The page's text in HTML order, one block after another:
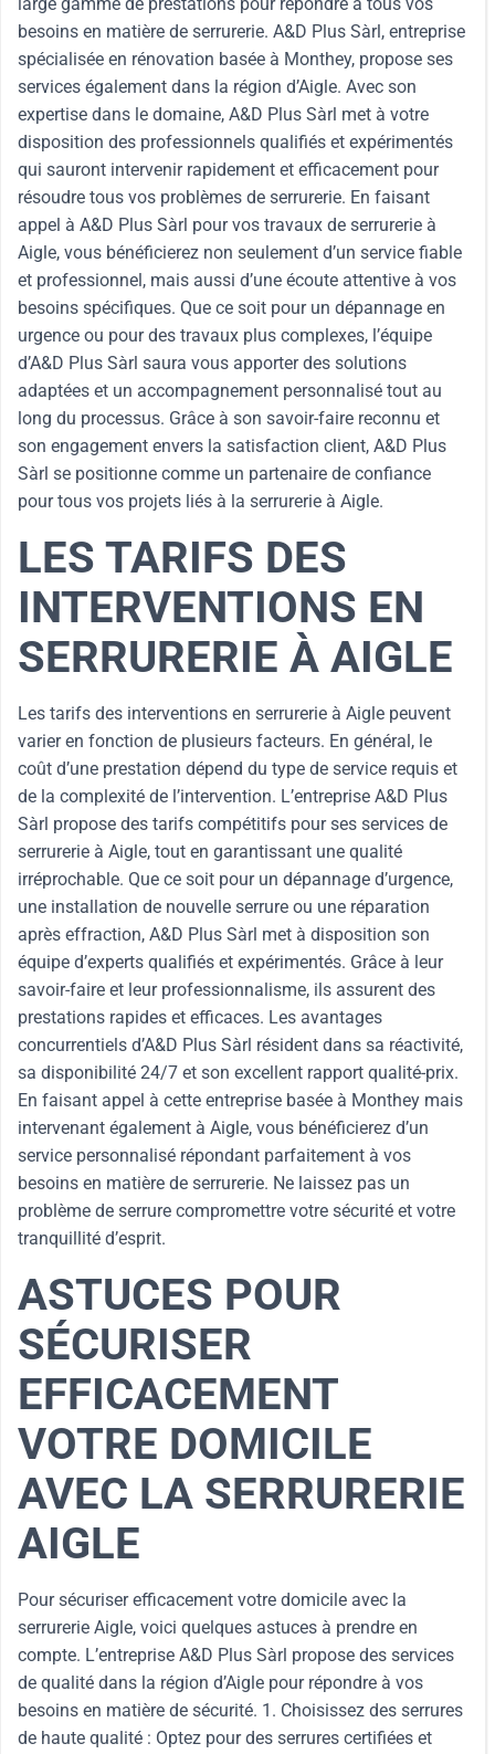
besoins en matière de serrurerie. A&D Plus Sàrl, entreprise
spécialisée en rénovation basée à Monthey, propose ses
services également dans la région d’Aigle. Avec son
expertise dans le domaine, A&D Plus Sàrl met à votre
disposition des professionnels qualifiés et expérimentés
qui sauront intervenir rapidement et efficacement pour
résoudre tous vos problèmes de serrurerie. En faisant
appel à A&D Plus Sàrl pour vos travaux de serrurerie à
Aigle, vous bénéficierez non seulement d’un service fiable
et professionnel, mais aussi d’une écoute attentive à vos
besoins spécifiques. Que ce soit pour un dépannage en
urgence ou pour des travaux plus complexes, l’équipe
d’A&D Plus Sàrl saura vous apporter des solutions
adaptées et un accompagnement personnalisé tout au
long du processus. Grâce à son savoir-faire reconnu et
son engagement envers la satisfaction client, A&D Plus
Sàrl se positionne comme un partenaire de confiance
pour tous vos projets liés à la serrurerie à Aigle.
LES TARIFS DES
INTERVENTIONS EN
SERRURERIE À AIGLE
Les tarifs des interventions en serrurerie à Aigle peuvent
varier en fonction de plusieurs facteurs. En général, le
coût d’une prestation dépend du type de service requis et
de la complexité de l’intervention. L’entreprise A&D Plus
Sàrl propose des tarifs compétitifs pour ses services de
serrurerie à Aigle, tout en garantissant une qualité
irréprochable. Que ce soit pour un dépannage d’urgence,
une installation de nouvelle serrure ou une réparation
après effraction, A&D Plus Sàrl met à disposition son
équipe d’experts qualifiés et expérimentés. Grâce à leur
savoir-faire et leur professionnalisme, ils assurent des
prestations rapides et efficaces. Les avantages
concurrentiels d’A&D Plus Sàrl résident dans sa réactivité,
sa disponibilité 24/7 et son excellent rapport qualité-prix.
En faisant appel à cette entreprise basée à Monthey mais
intervenant également à Aigle, vous bénéficierez d’un
service personnalisé répondant parfaitement à vos
besoins en matière de serrurerie. Ne laissez pas un
problème de serrure compromettre votre sécurité et votre
tranquillité d’esprit.
ASTUCES POUR
SÉCURISER
EFFICACEMENT
VOTRE DOMICILE
AVEC LA SERRURERIE
AIGLE
Pour sécuriser efficacement votre domicile avec la
serrurerie Aigle, voici quelques astuces à prendre en
compte. L’entreprise A&D Plus Sàrl propose des services
de qualité dans la région d’Aigle pour répondre à vos
besoins en matière de sécurité. 1. Choisissez des serrures
de haute qualité : Optez pour des serrures certifiées et